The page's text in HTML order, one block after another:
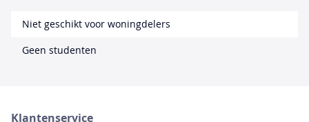
Niet geschikt voor woningdelers
Geen studenten
Klantenservice